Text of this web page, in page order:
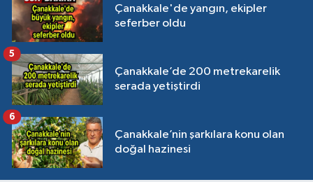
Çanakkale'de yangın, ekipler
seferber oldu
Çanakkale’de 200 metrekarelik
serada yetiştirdi
5
Çanakkale’nin şarkılara konu olan
doğal hazinesi
6